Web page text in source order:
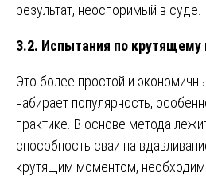
результат, неоспоримый в суде.
3.2. Испытания по крутящему
Это более простой и
набирает популярность,
практике. В основе метода
способность сваи на
крутящим моментом,